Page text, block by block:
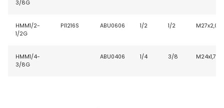
3/8G
HMM1/2-
1/2G
PI1216S ABU0606 1/2 1/2 M27x2,0p
HMM1/4-
3/8G
ABU0406 1/4 3/8 M24x1,75p